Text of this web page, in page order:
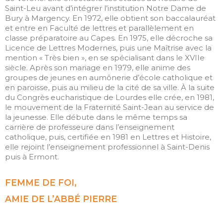
EDUQUER
FORMER
HOMMAGE
Non classé
Connexion
Flux des publications
Flux des commentaires
Site de WordPress-FR
Saint-Leu avant d’intégrer l’institution Notre Dame de
Bury à Margency. En 1972, elle obtient son baccalauréat
et entre en Faculté de lettres et parallèlement en
classe préparatoire au Capes. En 1975, elle décroche sa
Licence de Lettres Modernes, puis une Maîtrise avec la
mention « Très bien », en se spécialisant dans le XVIIe
siècle. Après son mariage en 1979, elle anime des
groupes de jeunes en aumônerie d’école catholique et
en paroisse, puis au milieu de la cité de sa ville. À la suite
du Congrès eucharistique de Lourdes elle crée, en 1981,
le mouvement de la Fraternité Saint-Jean au service de
la jeunesse. Elle débute dans le même temps sa
carrière de professeure dans l’enseignement
catholique, puis, certifiée en 1981 en Lettres et Histoire,
elle rejoint l’enseignement professionnel à Saint-Denis
puis à Ermont.
FEMME DE FOI,
AMIE DE L’ABBÉ PIERRE